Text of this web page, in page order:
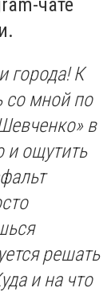
чате
города! К
со мной по
в
и ощутить
решать
и на что